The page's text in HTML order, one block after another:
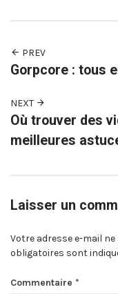
PREV
Gorpcore : tous
NEXT
Où trouver des
meilleures
Laisser un
Votre adresse e-mail
obligatoires sont
Commentaire *